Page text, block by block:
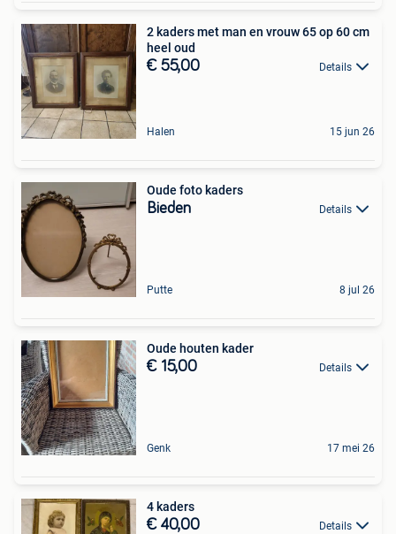
2 kaders met man en vrouw 65 op 60 cm
heel oud
€ 55,00 Details
Halen 15 jun 26
Oude foto kaders
Bieden Details
Putte 8 jul 26
Oude houten kader
€ 15,00 Details
Genk 17 mei 26
4 kaders
€ 40,00 Details